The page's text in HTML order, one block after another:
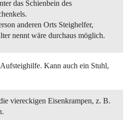
das Schienbein des
anderen Orts Steighelfer,
nennt wäre durchaus möglich.
Kann auch ein Stuhl,
viereckigen Eisenkrampen, z. B.